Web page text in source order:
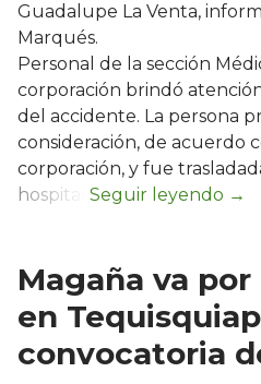
Guadalupe La Venta,
Marqués.
Personal de la sección
corporación brindó
del accidente. La persona
consideración, de acuerdo
corporación, y fue
hospital.
Magaña va
en
convocatoria